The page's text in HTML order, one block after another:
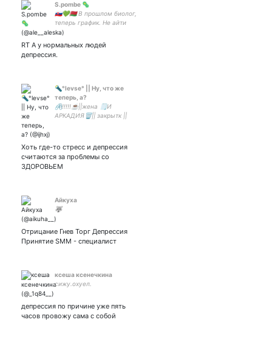
S.pombe 🦠
🇸🇰💚🇧🇾 В прошлом биолог,
теперь график. Не айти
богослов, но что-то умею.
заебали. Здесь только
непопулярное мнение
RT А у нормальных людей
депрессия.
🔦°levse° || Ну, что же
теперь, а?
🖇️!!!!!☕||жена 🗒️И
АРКАДИЯ🗑️|| закрытк ||
Хоть где-то стресс и депрессия
считаются за проблемы со
ЗДОРОВЬЕМ
Айкуха
🐺
Отрицание Гнев Торг Депрессия
Принятие SMM - специалист
ксеша ксенечкина
сижу.охуел.
депрессия по причине уже пять
часов провожу сама с собой